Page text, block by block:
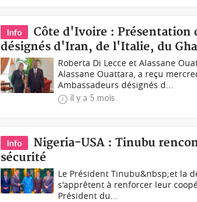
Info
Côte d'Ivoire : Présentation
désignés d'Iran, de l'Italie, du
Roberta Di Lecce et Alassane
Alassane Ouattara, a reçu
Ambassadeurs désignés d...
il y a 5 mois
Info
Nigeria-USA : Tinubu
sécurité
Le Président Tinubu&nbsp;et la
s'apprêtent à renforcer leur
Président du...